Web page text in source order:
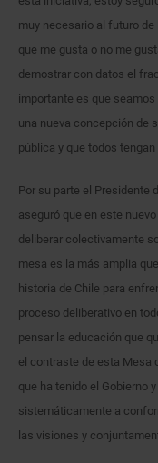
muy necesario al futuro
que me gusta o no me
demostrar con datos el
importante es que
una nueva concepción de
pública y que todos tengan
Por su parte el Presidente
aseguró que en este
deliberar colectivamente
mesa es la más amplia
historia de Chile para
proceso deliberativo en
pensar la educación que
el contraste de esta Mesa
que ha tenido el Gobierno
sistemáticamente a
las visiones y